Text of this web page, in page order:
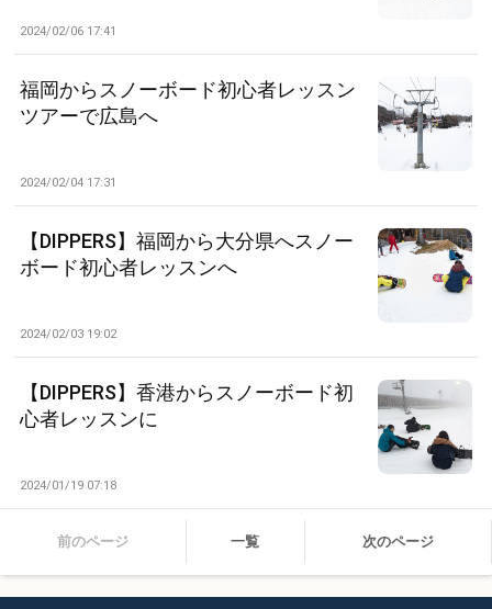
2024/02/06 17:41
福岡からスノーボード初心者レッスン
ツアーで広島へ
2024/02/04 17:31
【DIPPERS】福岡から大分県へスノー
ボード初心者レッスンへ
2024/02/03 19:02
【DIPPERS】香港からスノーボード初
心者レッスンに
2024/01/19 07:18
前のページ 一覧 次のページ